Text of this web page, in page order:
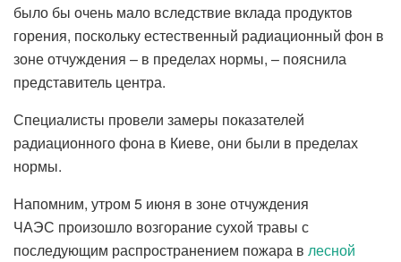
было бы очень мало вследствие вклада продуктов
горения, поскольку естественный радиационный фон в
зоне отчуждения – в пределах нормы, – пояснила
представитель центра.
Специалисты провели замеры показателей
радиационного фона в Киеве, они были в пределах
нормы.
Напомним, утром 5 июня в зоне отчуждения
ЧАЭС произошло возгорание сухой травы с
последующим распространением пожара в лесной